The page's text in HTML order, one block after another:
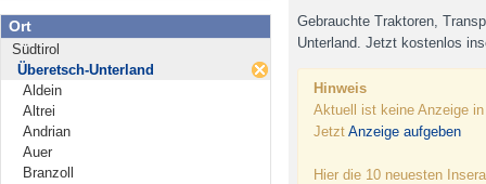
Ort
Südtirol
Überetsch-Unterland
Aldein
Altrei
Andrian
Auer
Branzoll
Gebrauchte Traktoren,
Unterland. Jetzt kostenlos
Hinweis
Aktuell ist keine Anzeige
Jetzt Anzeige aufgeben
Hier die 10 neuesten